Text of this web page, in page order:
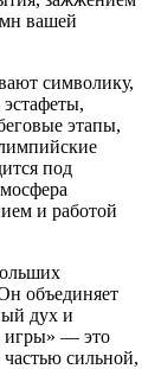
вашей
символику,
этапы,
под
и работой
объединяет
дух и
игры» — это
частью сильной,